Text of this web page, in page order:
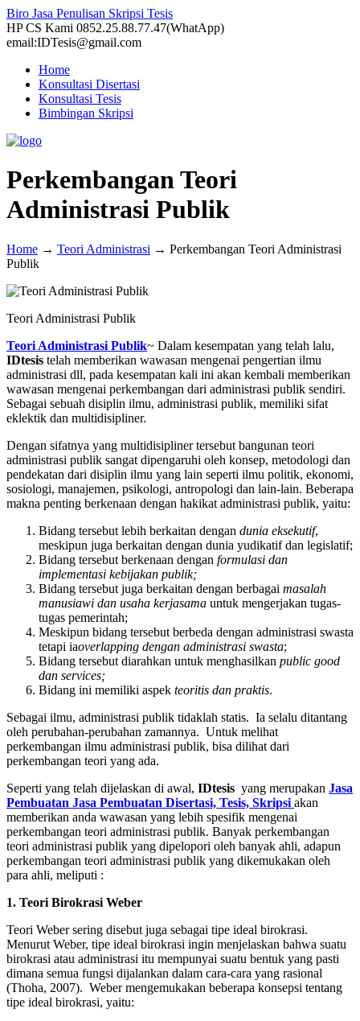
Biro Jasa Penulisan Skripsi Tesis
HP CS Kami 0852.25.88.77.47(WhatApp)
email:IDTesis@gmail.com
Home
Konsultasi Disertasi
Konsultasi Tesis
Bimbingan Skripsi
Perkembangan Teori
Administrasi Publik
Home → Teori Administrasi → Perkembangan Teori Administrasi
Publik
Teori Administrasi Publik
Teori Administrasi Publik~ Dalam kesempatan yang telah lalu,
IDtesis telah memberikan wawasan mengenai pengertian ilmu
administrasi dll, pada kesempatan kali ini akan kembali memberikan
wawasan mengenai perkembangan dari administrasi publik sendiri.
Sebagai sebuah disiplin ilmu, administrasi publik, memiliki sifat
eklektik dan multidisipliner.
Dengan sifatnya yang multidisipliner tersebut bangunan teori
administrasi publik sangat dipengaruhi oleh konsep, metodologi dan
pendekatan dari disiplin ilmu yang lain seperti ilmu politik, ekonomi,
sosiologi, manajemen, psikologi, antropologi dan lain-lain. Beberapa
makna penting berkenaan dengan hakikat administrasi publik, yaitu:
Bidang tersebut lebih berkaitan dengan dunia eksekutif,
meskipun juga berkaitan dengan dunia yudikatif dan legislatif;
Bidang tersebut berkenaan dengan formulasi dan
implementasi kebijakan publik;
Bidang tersebut juga berkaitan dengan berbagai masalah
manusiawi dan usaha kerjasama untuk mengerjakan tugas-
tugas pemerintah;
Meskipun bidang tersebut berbeda dengan administrasi swasta
tetapi iaoverlapping dengan administrasi swasta;
Bidang tersebut diarahkan untuk menghasilkan public good
dan services;
Bidang ini memiliki aspek teoritis dan praktis.
Sebagai ilmu, administrasi publik tidaklah statis. Ia selalu ditantang
oleh perubahan-perubahan zamannya. Untuk melihat
perkembangan ilmu administrasi publik, bisa dilihat dari
perkembangan teori yang ada.
Seperti yang telah dijelaskan di awal, IDtesis yang merupakan Jasa
Pembuatan Jasa Pembuatan Disertasi, Tesis, Skripsi akan
memberikan anda wawasan yang lebih spesifik mengenai
perkembangan teori administrasi publik. Banyak perkembangan
teori administrasi publik yang dipelopori oleh banyak ahli, adapun
perkembangan teori administrasi publik yang dikemukakan oleh
para ahli, meliputi :
1. Teori Birokrasi Weber
Teori Weber sering disebut juga sebagai tipe ideal birokrasi.
Menurut Weber, tipe ideal birokrasi ingin menjelaskan bahwa suatu
birokrasi atau administrasi itu mempunyai suatu bentuk yang pasti
dimana semua fungsi dijalankan dalam cara-cara yang rasional
(Thoha, 2007). Weber mengemukakan beberapa konsepsi tentang
tipe ideal birokrasi, yaitu: